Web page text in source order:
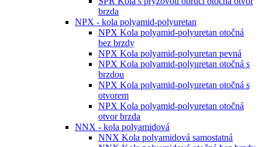
brzda
NPX - kola polyamid-polyuretan
NPX Kola polyamid-polyuretan otočná
bez brzdy
NPX Kola polyamid-polyuretan pevná
NPX Kola polyamid-polyuretan otočná s
brzdou
NPX Kola polyamid-polyuretan otočná s
otvorem
NPX Kola polyamid-polyuretan otočná
otvor brzda
NNX - kola polyamidová
NNX Kola polyamidová samostatná